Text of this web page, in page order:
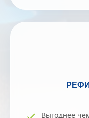
Выгоднее